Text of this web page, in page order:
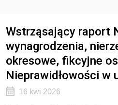
Wstrząsający raport
wynagrodzenia,
okresowe, fikcyjne
Nieprawidłowości w
16 kwi 2026